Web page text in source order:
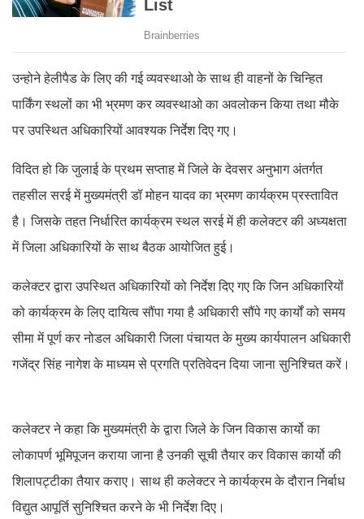
उन्होने हेलीपैड के लिए की गई व्यवस्थाओ के साथ ही वाहनों के चिन्हित
पार्किंग स्थलों का भी भ्रमण कर व्यवस्थाओ का अवलोकन किया तथा मौके
पर उपस्थित अधिकारियों आवश्यक निर्देश दिए गए।
विदित हो कि जुलाई के प्रथम सप्ताह में जिले के देवसर अनुभाग अंतर्गत
तहसील सरई में मुख्यमंत्री डॉ मोहन यादव का भ्रमण कार्यक्रम प्रस्तावित
है। जिसके तहत निर्धारित कार्यक्रम स्थल सरई में ही कलेक्टर की अध्यक्षता
में जिला अधिकारियों के साथ बैठक आयोजित हुई।
कलेक्टर द्वारा उपस्थित अधिकारियों को निर्देश दिए गए कि जिन अधिकारियों
को कार्यक्रम के लिए दायित्व सौंपा गया है अधिकारी सौंपे गए कार्यों को समय
सीमा में पूर्ण कर नोडल अधिकारी जिला पंचायत के मुख्य कार्यपालन अधिकारी
गजेंद्र सिंह नागेश के माध्यम से प्रगति प्रतिवेदन दिया जाना सुनिश्चित करें।
कलेक्टर ने कहा कि मुख्यमंत्री के द्वारा जिले के जिन विकास कार्यो का
लोकापर्ण भूमिपूजन कराया जाना है उनकी सूची तैयार कर विकास कार्यो की
शिलापट्टीका तैयार कराए। साथ ही कलेक्टर ने कार्यक्रम के दौरान निर्बाध
विद्युत आपूर्ति सुनिश्चित करने के भी निर्देश दिए।